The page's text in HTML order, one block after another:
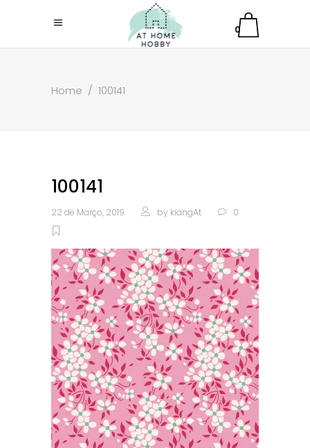
0
Home / 100141
100141
22 de Março, 2019 by kiangAt 0